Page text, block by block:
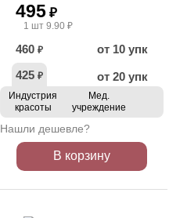
495 ₽
1 шт 9.90 ₽
460 ₽
от 10 упк
425 ₽ от 20 упк
Индустрия
красоты
Мед.
учреждение
Нашли дешевле?
В корзину